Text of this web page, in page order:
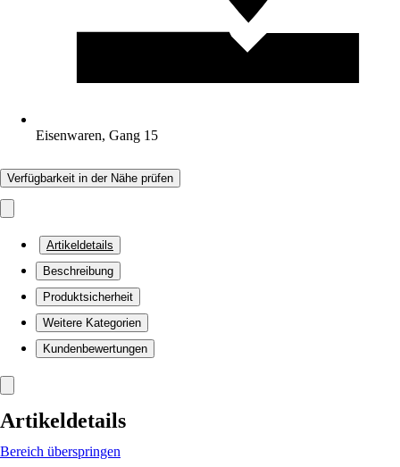
Eisenwaren, Gang 15
Verfügbarkeit in der Nähe prüfen
Artikeldetails
Beschreibung
Produktsicherheit
Weitere Kategorien
Kundenbewertungen
Artikeldetails
Bereich überspringen